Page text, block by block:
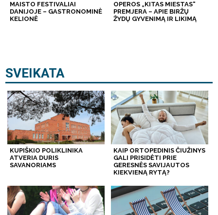
MAISTO FESTIVALIAI
DANIJOJE – GASTRONOMINĖ
KELIONĖ
OPEROS „KITAS MIESTAS“
PREMJERA – APIE BIRŽŲ
ŽYDŲ GYVENIMĄ IR LIKIMĄ
SVEIKATA
KUPIŠKIO POLIKLINIKA
ATVERIA DURIS
SAVANORIAMS
KAIP ORTOPEDINIS ČIUŽINYS
GALI PRISIDĖTI PRIE
GERESNĖS SAVIJAUTOS
KIEKVIENĄ RYTĄ?